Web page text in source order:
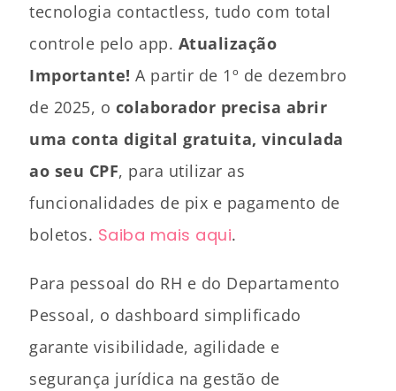
tecnologia contactless, tudo com total
controle pelo app. Atualização
Importante! A partir de 1º de dezembro
de 2025, o colaborador precisa abrir
uma conta digital gratuita, vinculada
ao seu CPF, para utilizar as
funcionalidades de pix e pagamento de
boletos. Saiba mais aqui.
Para pessoal do RH e do Departamento
Pessoal, o dashboard simplificado
garante visibilidade, agilidade e
segurança jurídica na gestão de